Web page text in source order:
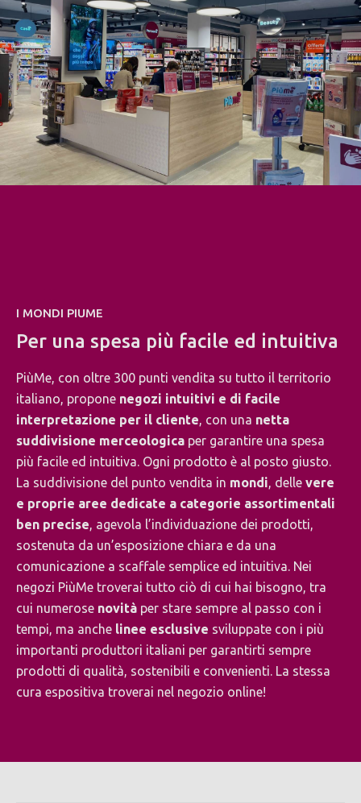
I MONDI PIUME
Per una spesa più facile ed intuitiva
PiùMe, con oltre 300 punti vendita su tutto il territorio
italiano, propone negozi intuitivi e di facile
interpretazione per il cliente, con una netta
suddivisione merceologica per garantire una spesa
più facile ed intuitiva. Ogni prodotto è al posto giusto.
La suddivisione del punto vendita in mondi, delle vere
e proprie aree dedicate a categorie assortimentali
ben precise, agevola l’individuazione dei prodotti,
sostenuta da un’esposizione chiara e da una
comunicazione a scaffale semplice ed intuitiva. Nei
negozi PiùMe troverai tutto ciò di cui hai bisogno, tra
cui numerose novità per stare sempre al passo con i
tempi, ma anche linee esclusive sviluppate con i più
importanti produttori italiani per garantirti sempre
prodotti di qualità, sostenibili e convenienti. La stessa
cura espositiva troverai nel negozio online!